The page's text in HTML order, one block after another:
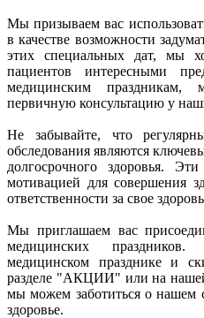
Мы призываем вас
в качестве возможности
этих специальных дат, мы
пациентов интересными
медицинским
первичную консультацию у
Не забывайте, что
обследования являются
долгосрочного здоровья.
мотивацией для совершения
ответственности за свое
Мы приглашаем вас
медицинских
медицинском празднике и
разделе "АКЦИИ" или на нашей
мы можем заботиться о
здоровье.